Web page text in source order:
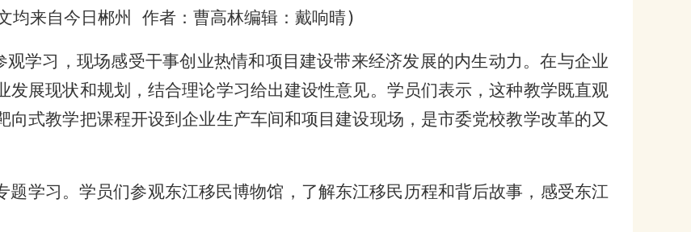
均来自今日郴州 作者：曹高林编辑：戴响晴)
学习，现场感受干事创业热情和项目建设带来经济发展的内生动力。在与企业
发展现状和规划，结合理论学习给出建设性意见。学员们表示，这种教学既直观
向式教学把课程开设到企业生产车间和项目建设现场，是市委党校教学改革的又
学习。学员们参观东江移民博物馆，了解东江移民历程和背后故事，感受东江